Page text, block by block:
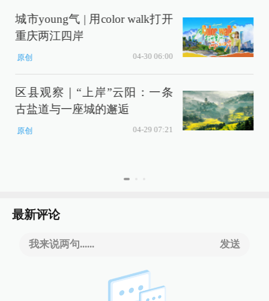
城市young气 | 用color walk打开
重庆两江四岸
原创 04-30 06:00
区县观察｜“上岸”云阳：一条
古盐道与一座城的邂逅
原创 04-29 07:21
最新评论
我来说两句...... 发送